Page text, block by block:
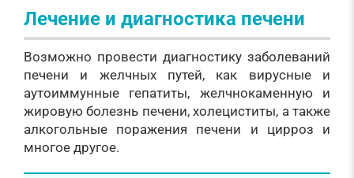
Лечение и диагностика печени
Возможно провести диагностику заболеваний
печени и желчных путей, как вирусные и
аутоиммунные гепатиты, желчнокаменную и
жировую болезнь печени, холециститы, а также
алкогольные поражения печени и цирроз и
многое другое.